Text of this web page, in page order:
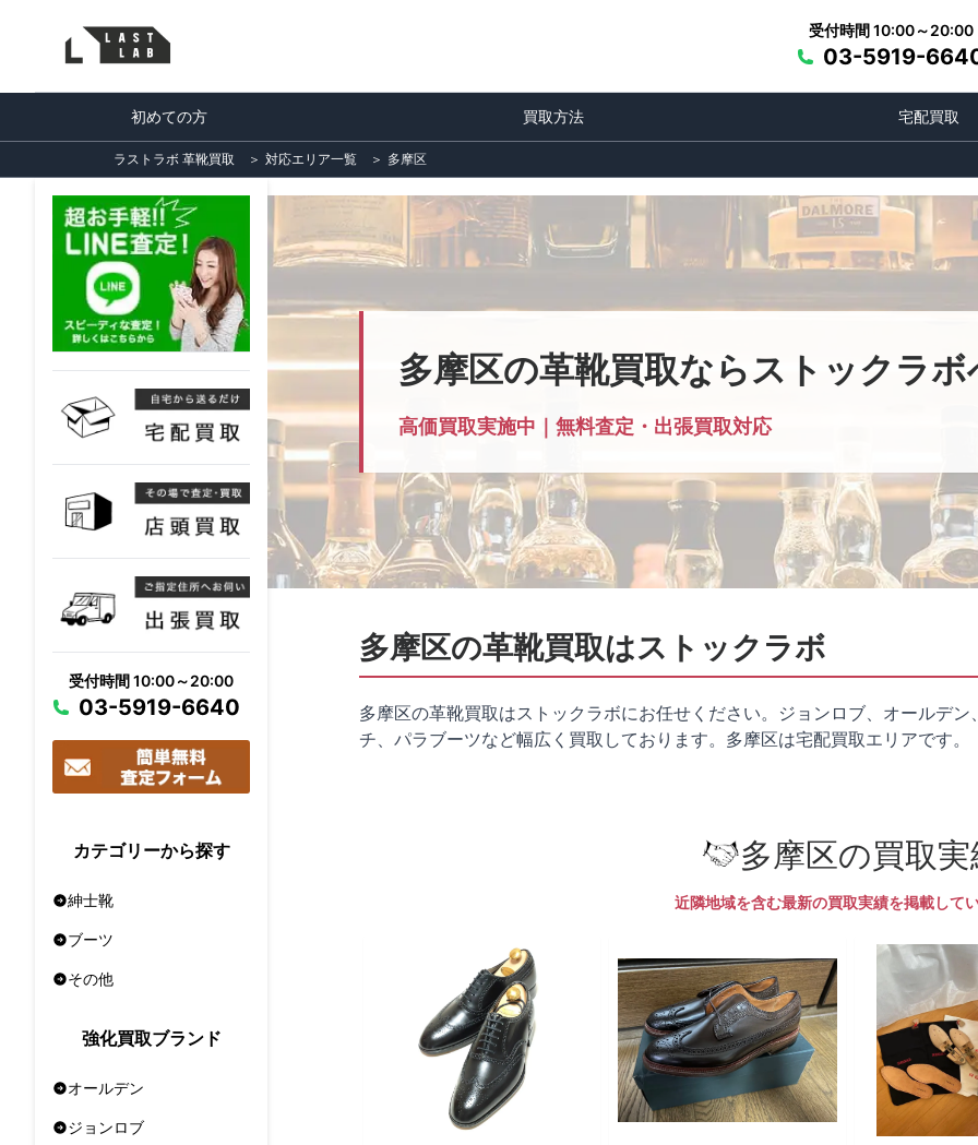
受付時間 10:00～20:00
03-5919-
初めての方 買取方法 宅配買取
ラストラボ 革靴買取 ＞ 対応エリア一覧 ＞ 多摩区
受付時間 10:00～20:00
03-5919-6640
カテゴリーから探す
紳士靴
ブーツ
その他
強化買取ブランド
オールデン
ジョンロブ
多摩区の革靴買取ならストックラボ
高価買取実施中｜無料査定・出張買取対応
多摩区の革靴買取はストックラボ
多摩区の革靴買取はストックラボにお任せください。ジョンロブ、オールデ
チ、パラブーツなど幅広く買取しております。多摩区は宅配買取エリアです。
多摩区の買取
近隣地域を含む最新の買取実績を掲載して